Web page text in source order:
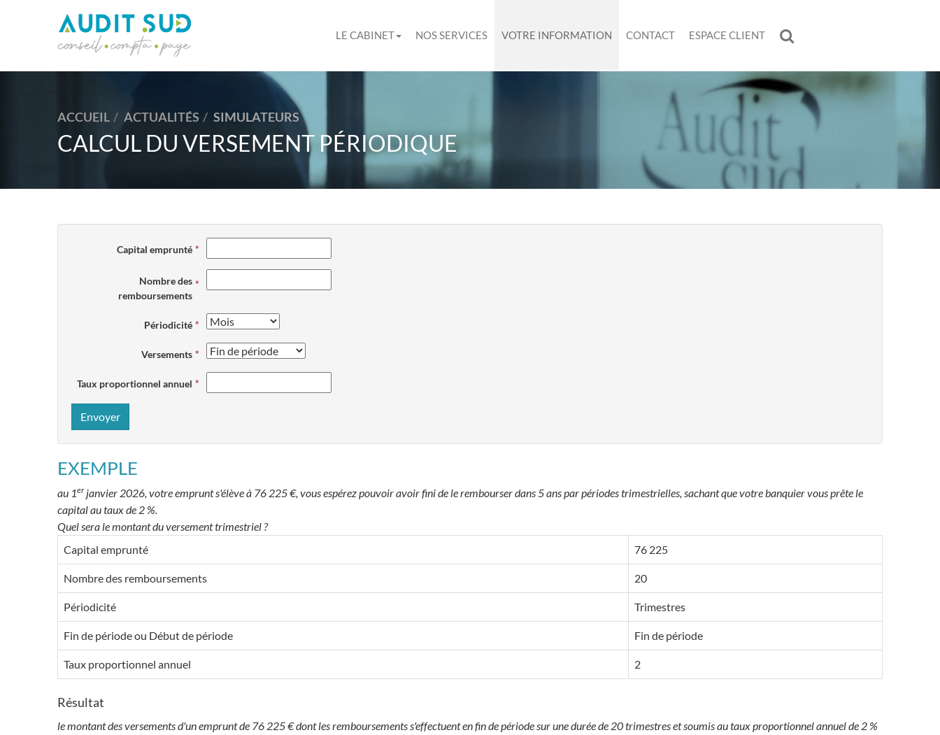
LE CABINET NOS SERVICES VOTRE INFORMATION CONTACT ESPACE CLIENT
ACCUEIL ACTUALITÉS SIMULATEURS
CALCUL DU VERSEMENT PÉRIODIQUE
Capital emprunté
Nombre des
remboursements
Périodicité
Versements
Taux proportionnel annuel
Envoyer
EXEMPLE
au 1erjanvier 2026, votre emprunt s'élève à 76 225 €, vous espérez pouvoir avoir fini de le rembourser dans 5 ans par périodes trimestrielles, sachant que votre banquier vous prête le
capital au taux de 2 %.
Quel sera le montant du versement trimestriel ?
Capital emprunté
76 225
Nombre des remboursements 20
Périodicité Trimestres
Fin de période ou Début de période Fin de période
Taux proportionnel annuel 2
Résultat
le montant des versements d'un emprunt de 76 225 € dont les remboursements s'effectuent en fin de période sur une durée de 20 trimestres et soumis au taux proportionnel annuel de 2 %